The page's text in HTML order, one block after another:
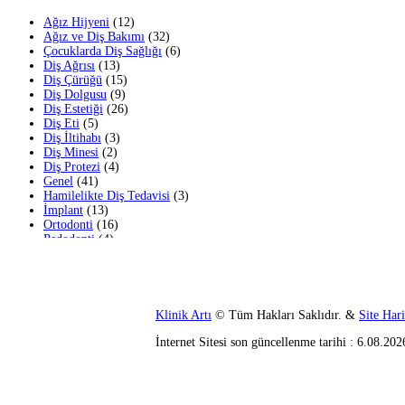
Ağız Hijyeni (12)
Ağız ve Diş Bakımı (32)
Çocuklarda Diş Sağlığı (6)
Diş Ağrısı (13)
Diş Çürüğü (15)
Diş Dolgusu (9)
Diş Estetiği (26)
Diş Eti (5)
Diş İltihabı (3)
Diş Minesi (2)
Diş Protezi (4)
Genel (41)
Hamilelikte Diş Tedavisi (3)
İmplant (13)
Ortodonti (16)
Pedodonti (4)
En İyi Takma Diş Hangisi? Kaç Çeşit Takma Diş
İmplant Sonrası Enfeksiyon Belirtileri
Klinik Artı © Tüm Hakları Saklıdır. & Site
İnternet Sitesi son güncellenme tarihi :